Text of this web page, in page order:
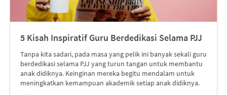
5 Kisah Inspiratif Guru Berdedikasi Selama PJJ
Tanpa kita sadari, pada masa yang pelik ini banyak sekali guru
berdedikasi selama PJJ yang turun tangan untuk membantu
anak didiknya. Keinginan mereka begitu mendalam untuk
meningkatkan kemampuan akademik setiap anak didiknya.